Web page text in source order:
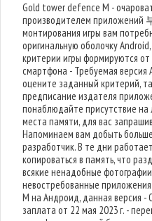
Gold tower defence M -
производителем приложений
монтирования игры вам
оригинальную оболочку
критерии игры формируются
смартфона - Требуемая
оцените заданный критерий,
предписание издателя
понаблюдайте присутствие
места памяти, для вас
Напоминаем вам добыть
разработчик. В те дни
копироваться в память, что
всякие ненадобные
невостребованные
M на Андроид, данная версия -
заплата от 22 мая 2023 г. -